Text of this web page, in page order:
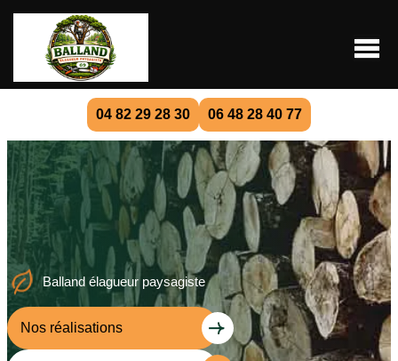
04 82 29 28 30 06 48 28 40 77
Balland élagueur paysagiste
Nos réalisations